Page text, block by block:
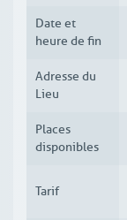
Date et
heure de fin
Adresse du
Lieu
Places
disponibles
Tarif